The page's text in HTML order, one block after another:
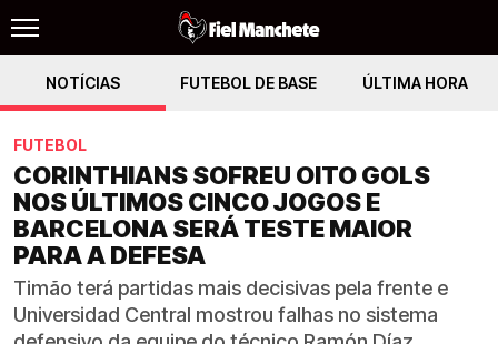
NOTÍCIAS FUTEBOL DE BASE ÚLTIMA HORA
FUTEBOL
CORINTHIANS SOFREU OITO GOLS
NOS ÚLTIMOS CINCO JOGOS E
BARCELONA SERÁ TESTE MAIOR
PARA A DEFESA
Timão terá partidas mais decisivas pela frente e
Universidad Central mostrou falhas no sistema